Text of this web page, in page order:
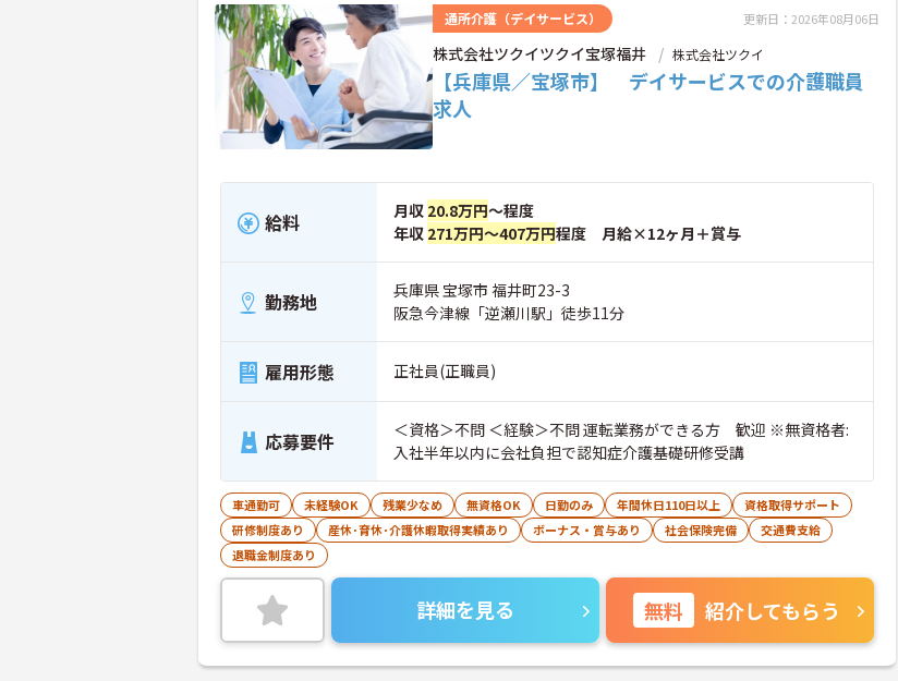
通所介護（デイサービス） 更新日：2026年08月06日
株式会社ツクイツクイ宝塚福井 株式会社ツクイ
【兵庫県／宝塚市】 デイサービスでの介護職員
求人
給料 月収 20.8万円～程度
年収 271万円～407万円程度 月給×12ヶ月＋賞与
勤務地
兵庫県 宝塚市 福井町23-3
阪急今津線「逆瀬川駅」徒歩11分
雇用形態 正社員(正職員)
応募要件
＜資格＞不問 ＜経験＞不問 運転業務ができる方 歓迎 ※無資格者:
入社半年以内に会社負担で認知症介護基礎研修受講
車通勤可 未経験OK 残業少なめ 無資格OK 日勤のみ 年間休日110日以上
資格取得サポート
研修制度あり
産休･育休･介護休暇取得実績あり ボーナス・賞与あり 社会保険完備
交通費支給
退職金制度あり
詳細を見る 無料 紹介してもらう